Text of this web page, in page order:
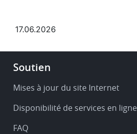
17.06.2026
Footer
Service
support
Soutien
Mises à jour du site Internet
Disponibilité de services en ligne
FAQ